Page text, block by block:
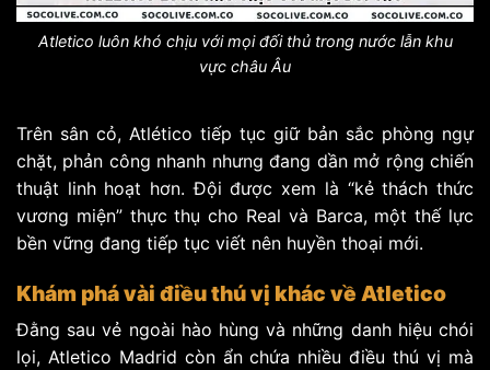
Atletico luôn khó chịu với mọi đối thủ trong nước lẫn khu
vực châu Âu
Trên sân cỏ, Atlético tiếp tục giữ bản sắc phòng ngự
chặt, phản công nhanh nhưng đang dần mở rộng chiến
thuật linh hoạt hơn. Đội được xem là “kẻ thách thức
vương miện” thực thụ cho Real và Barca, một thế lực
bền vững đang tiếp tục viết nên huyền thoại mới.
Khám phá vài điều thú vị khác về Atletico
Đằng sau vẻ ngoài hào hùng và những danh hiệu chói
lọi, Atletico Madrid còn ẩn chứa nhiều điều thú vị mà